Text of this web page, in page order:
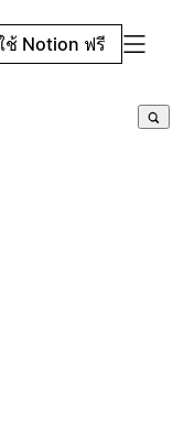
ช้ Notion ฟรี